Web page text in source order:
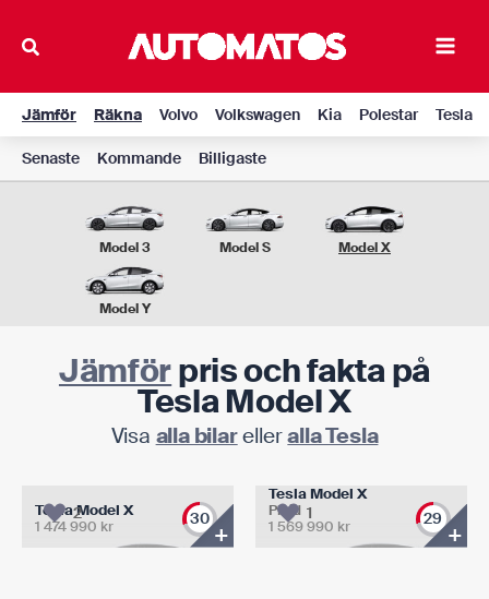
Main
Jämför Räkna Volvo Volkswagen Kia Polestar Tesla
Senaste Kommande Billigaste
Model 3 Model S Model X
Model Y
Jämförpris och fakta på
Tesla Model X
Visa alla bilarelleralla Tesla
Tesla Model X
1 474 990 kr 30
2
+
Tesla Model X
Plaid
1 569 990 kr 29
1
+